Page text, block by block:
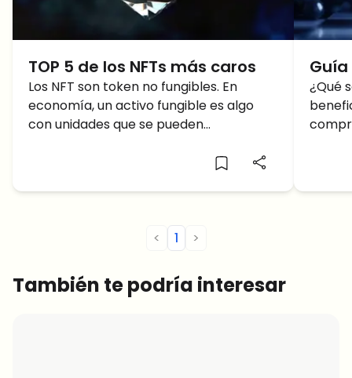
TOP 5 de los NFTs más caros
Los NFT son token no fungibles. En
economía, un activo fungible es algo
con unidades que se pueden
Guía
2024
¿Qué
< 1 >
También te podría interesar